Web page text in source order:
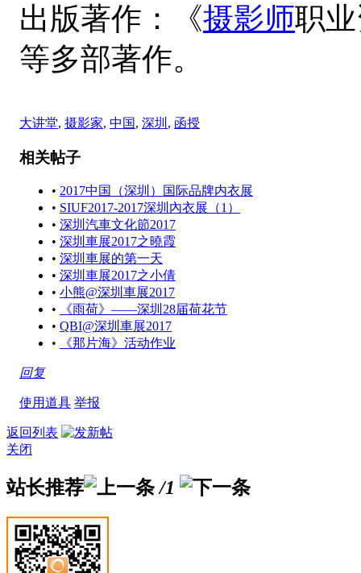
出版著作：《摄影师职
等多部著作。
大讲堂, 摄影家, 中国, 深圳 , 函授
相关帖子
• 2017中国（深圳）国际品牌内衣展
• SIUF2017-2017深圳內衣展（1）
• 深圳汽車文化節2017
• 深圳車展2017之曉霞
• 深圳車展的第一天
• 深圳車展2017之小倩
• 小熊@深圳車展2017
•
《雨荷》——深圳28届荷花节
• QBI@深圳車展2017
•
《那片海》活动作业
回复
使用道具 举报
返回列表
关闭
站长推荐 /1